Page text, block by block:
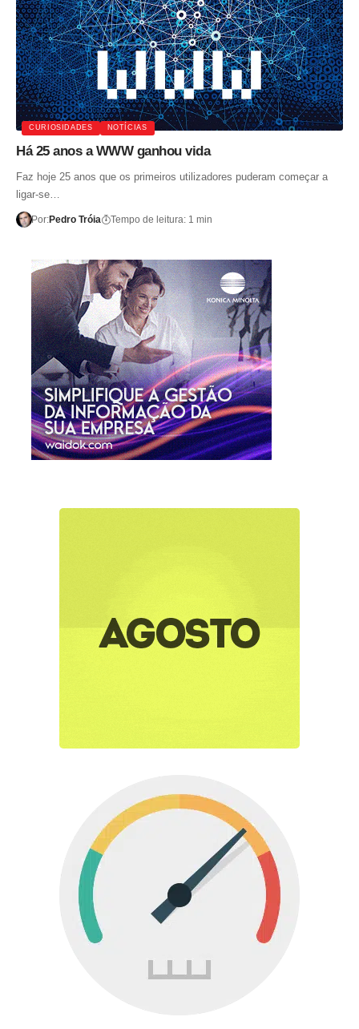
CURIOSIDADES NOTÍCIAS
Há 25 anos a WWW ganhou vida
Faz hoje 25 anos que os primeiros utilizadores puderam começar a
ligar-se…
Por:Pedro Tróia Tempo de leitura: 1 min